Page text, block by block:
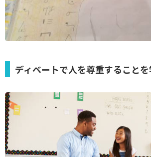
ディベートで人を尊重すること